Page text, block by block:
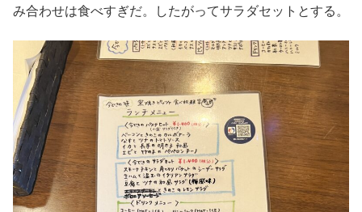
み合わせは食べすぎだ。したがってサラダセットとする。